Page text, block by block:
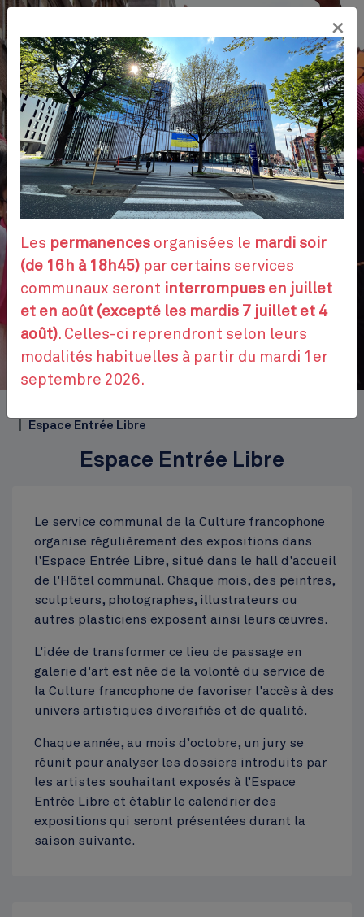
Aller
contenu
principal
VOS DÉMARCHES
RENDEZ-VOUS
CONTACTEZ-NOUS
FR
Espace Entrée Libre
Espace Entrée Libre
Le service communal de la Culture francophone
organise régulièrement des expositions dans
l'Espace Entrée Libre, situé dans le hall d'accueil
de l'Hôtel communal. Chaque mois, des peintres,
sculpteurs, photographes, illustrateurs ou
autres plasticiens exposent ainsi leurs œuvres.
L'idée de transformer ce lieu de passage en
galerie d'art est née de la volonté du service de
la Culture francophone de favoriser l'accès à des
univers artistiques diversifiés et de qualité.
Chaque année, au mois d’octobre, un jury se
réunit pour analyser les dossiers introduits par
les artistes souhaitant exposés à l’Espace
Entrée Libre et établir le calendrier des
expositions qui seront présentées durant la
saison suivante.
×
Les permanences organisées le mardi soir
(de 16h à 18h45) par certains services
communaux seront interrompues en juillet
et en août (excepté les mardis 7 juillet et 4
août). Celles-ci reprendront selon leurs
modalités habituelles à partir du mardi 1er
septembre 2026.